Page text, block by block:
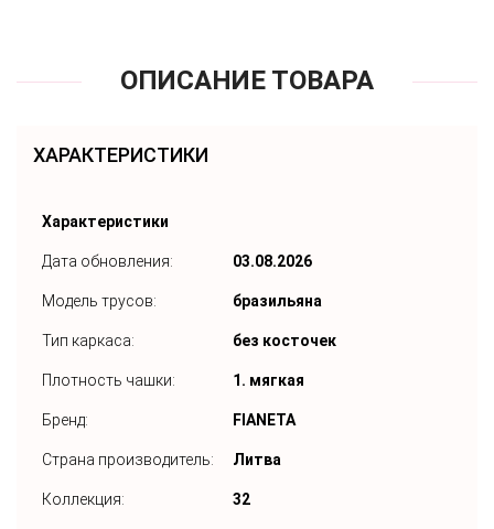
ОПИСАНИЕ ТОВАРА
ХАРАКТЕРИСТИКИ
Характеристики
Дата обновления: 03.08.2026
Модель трусов: бразильяна
Тип каркаса: без косточек
Плотность чашки: 1. мягкая
Бренд: FIANETA
Страна производитель: Литва
Коллекция: 32